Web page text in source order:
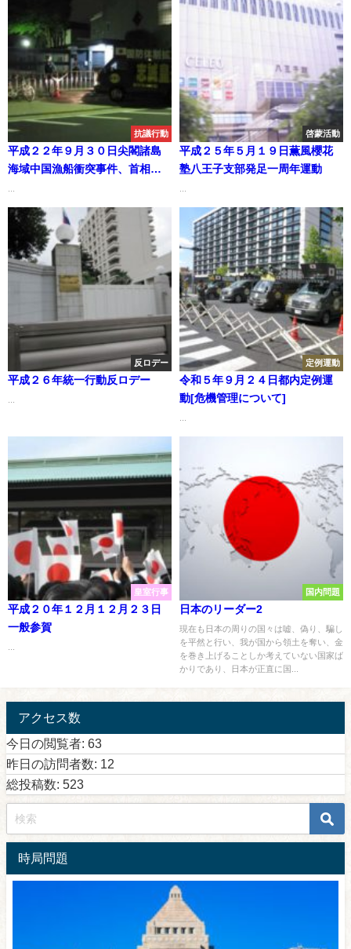
抗議行動
平成２２年９月３０日尖閣諸島
海域中国漁船衝突事件、首相官
啓蒙活動
平成２５年５月１９日薫風櫻花
塾八王子支部発足一周年運動
反ロデー
平成２６年統一行動反ロデー
定例運動
令和５年９月２４日都内定例運
動[危機管理について]
皇室行事
平成２０年１２月１２月２３日
一般参賀
国内問題
日本のリーダー2
現在も日本の周りの国々は嘘、偽り、騙し
を平然と行い、我が国から領土を奪い、金
を巻き上げることしか考えていない国家ば
かりであり、日本が正直に国...
アクセス数
今日の閲覧者: 63
昨日の訪問者数: 12
総投稿数: 523
時局問題